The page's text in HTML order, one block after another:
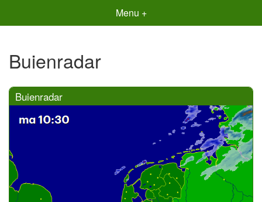
Menu +
Buienradar
Buienradar